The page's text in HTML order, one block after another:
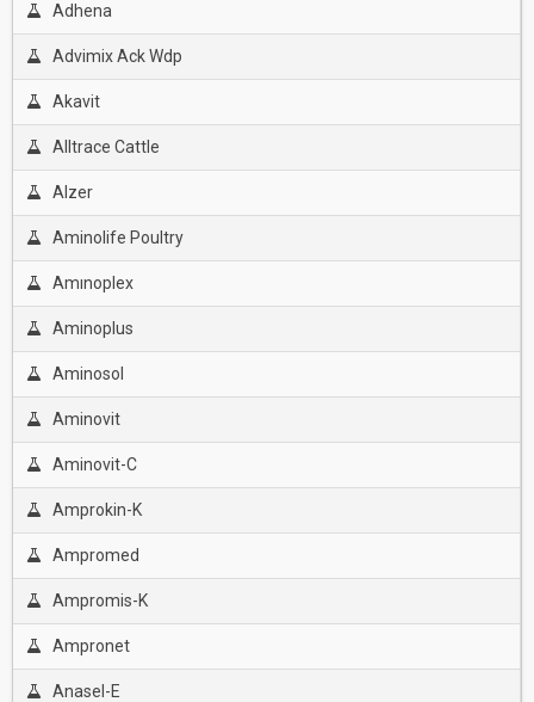
Adhena
Advimix Ack Wdp
Akavit
Alltrace Cattle
Alzer
Aminolife Poultry
Amınoplex
Aminoplus
Aminosol
Aminovit
Aminovit-C
Amprokin-K
Ampromed
Ampromis-K
Ampronet
Anasel-E